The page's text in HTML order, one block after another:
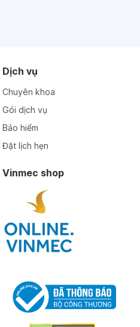
Dịch vụ
Chuyên khoa
Gói dịch vụ
Bảo hiểm
Đặt lịch hẹn
Vinmec shop